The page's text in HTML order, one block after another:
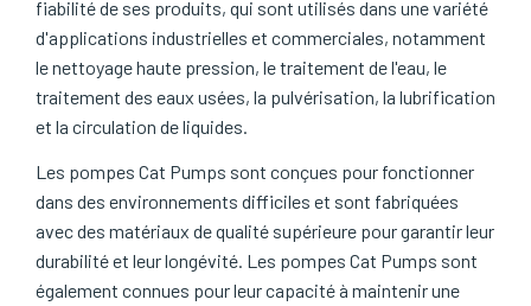
fiabilité de ses produits, qui sont utilisés dans une variété
d'applications industrielles et commerciales, notamment
le nettoyage haute pression, le traitement de l'eau, le
traitement des eaux usées, la pulvérisation, la lubrification
et la circulation de liquides.
Les pompes Cat Pumps sont conçues pour fonctionner
dans des environnements difficiles et sont fabriquées
avec des matériaux de qualité supérieure pour garantir leur
durabilité et leur longévité. Les pompes Cat Pumps sont
également connues pour leur capacité à maintenir une